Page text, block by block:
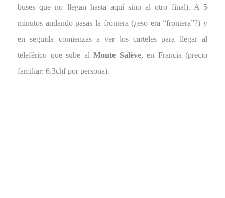
buses que no llegan hasta aquí sino al otro final). A 5
minutos andando pasas la frontera (¿eso era “frontera”?) y
en seguida comienzas a ver los carteles para llegar al
teleférico que sube al Monte Salève, en Francia (precio
familiar: 6.3chf por persona).